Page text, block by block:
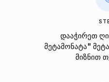
დააჭირეთ
მეტამონატა"
მიზნით